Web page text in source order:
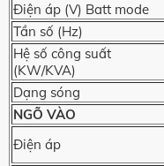
Điện áp (V) Batt mode
Tần số (Hz)
Hệ số công suất
(KW/KVA)
Dạng sóng
NGÕ VÀO
Điện áp